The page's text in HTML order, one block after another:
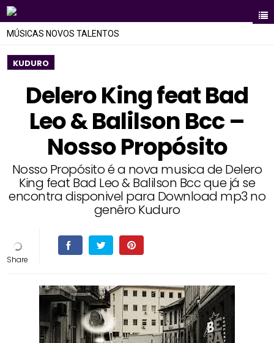
MÚSICAS NOVOS TALENTOS
KUDURO
Delero King feat Bad
Leo & Balilson Bcc –
Nosso Propósito
Nosso Propósito é a nova musica de Delero
King feat Bad Leo & Balilson Bcc que já se
encontra disponivel para Download mp3 no
genêro Kuduro